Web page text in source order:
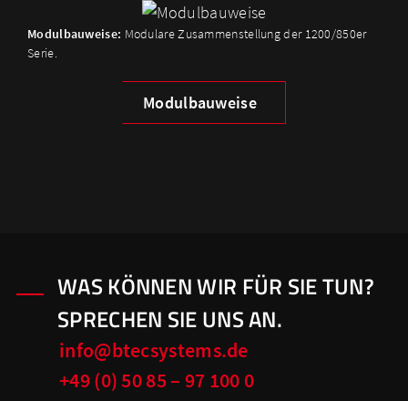
Modulbauweise: Modulare Zusammenstellung der 1200/850er
Serie.
Modulbauweise
WAS KÖNNEN WIR FÜR SIE TUN?
SPRECHEN SIE UNS AN.
info@btecsystems.de
+49 (0) 50 85 – 97 100 0